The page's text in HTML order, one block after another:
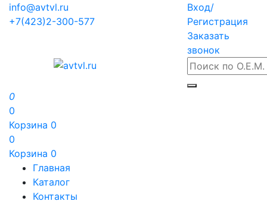
info@avtvl.ru
+7(423)2-300-577
Вход/
Регистрация
Заказать
звонок
0
0
Корзина 0
0
Корзина 0
Главная
Каталог
Контакты